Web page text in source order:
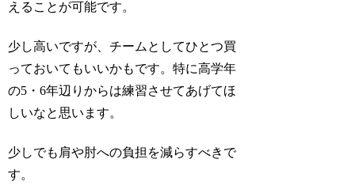
えることが可能です。
少し高いですが、チームとしてひとつ買
っておいてもいいかもです。特に高学年
の5・6年辺りからは練習させてあげてほ
しいなと思います。
少しでも肩や肘への負担を減らすべきで
す。